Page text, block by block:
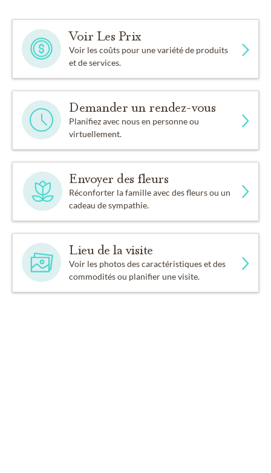
Voir Les Prix
Voir les coûts pour une variété de produits
et de services.
Demander un rendez-vous
Planifiez avec nous en personne ou
virtuellement.
Envoyer des fleurs
Réconforter la famille avec des fleurs ou un
cadeau de sympathie.
Lieu de la visite
Voir les photos des caractéristiques et des
commodités ou planifier une visite.